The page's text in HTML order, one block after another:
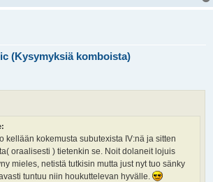
(Kysymyksiä komboista)
kellään kokemusta subutexista IV:nä ja sitten
oraalisesti ) tietenkin se. Noit dolaneit lojuis
mieles, netistä tutkisin mutta just nyt tuo sänky
tuntuu niin houkuttelevan hyvälle.